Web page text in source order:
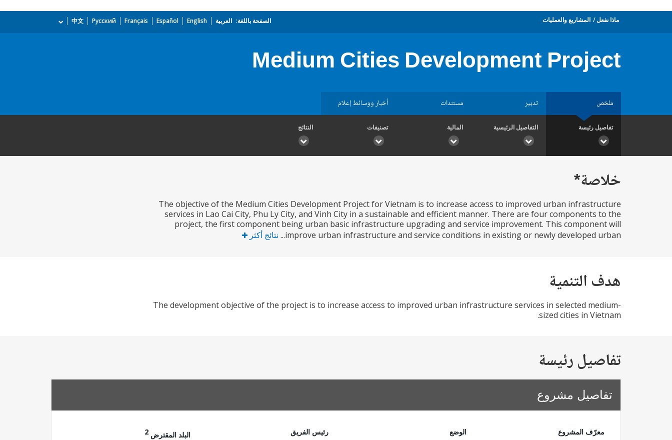
ماذا نفعل المشاريع والعمليات الصفحة باللغة: العربية English
Español
Français
Русский
中文
Medium Cities Development Project
ملخص تدبير مستندات أخبار ووسائط إعلام
تفاصيل رئيسة التفاصيل الرئيسية المالية تصنيفات النتائج
خلاصة*
The objective of the Medium Cities Development Project for Vietnam is to increase access to improved urban infrastructure
services in Lao Cai City, Phu Ly City, and Vinh City in a sustainable and efficient manner. There are four components to the
project, the first component being urban basic infrastructure upgrading and service improvement. This component will
improve urban infrastructure and service conditions in existing or newly developed urban...
نتائج أكثر
هدف التنمية
The development objective of the project is to increase access to improved urban infrastructure services in selected medium-
sized cities in Vietnam.
تفاصيل رئيسة
تفاصيل مشروع
معرّف المشروع
الوضع
رئيس الفريق
البلد المقترض 2